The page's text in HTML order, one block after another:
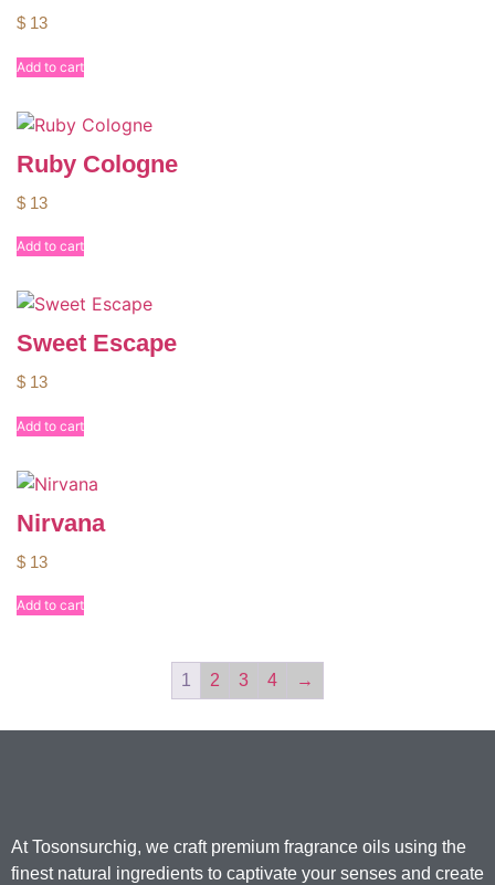
$ 13
Add to cart
Ruby Cologne
$ 13
Add to cart
Sweet Escape
$ 13
Add to cart
Nirvana
$ 13
Add to cart
1 2 3 4 →
At Tosonsurchig, we craft premium fragrance oils using the
finest natural ingredients to captivate your senses and create